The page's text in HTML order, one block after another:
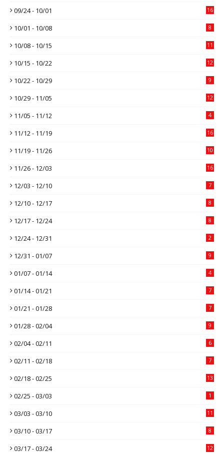
09/24 - 10/01 16
10/01 - 10/08 8
10/08 - 10/15 11
10/15 - 10/22 12
10/22 - 10/29 9
10/29 - 11/05 12
11/05 - 11/12 4
11/12 - 11/19 16
11/19 - 11/26 10
11/26 - 12/03 16
12/03 - 12/10 7
12/10 - 12/17 8
12/17 - 12/24 8
12/24 - 12/31 2
12/31 - 01/07 9
01/07 - 01/14 4
01/14 - 01/21 7
01/21 - 01/28 7
01/28 - 02/04 9
02/04 - 02/11 6
02/11 - 02/18 7
02/18 - 02/25 13
02/25 - 03/03 1
03/03 - 03/10 11
03/10 - 03/17 8
03/17 - 03/24 12